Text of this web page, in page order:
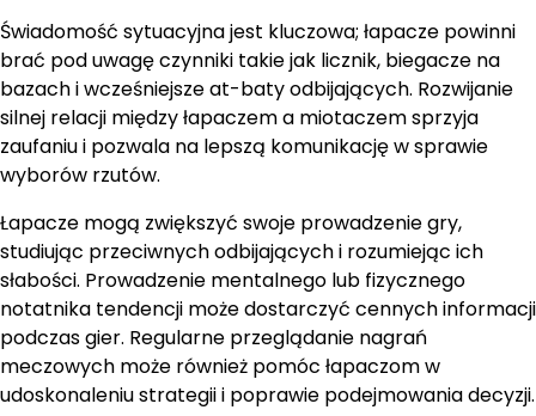
Świadomość sytuacyjna jest kluczowa; łapacze powinni
brać pod uwagę czynniki takie jak licznik, biegacze na
bazach i wcześniejsze at-baty odbijających. Rozwijanie
silnej relacji między łapaczem a miotaczem sprzyja
zaufaniu i pozwala na lepszą komunikację w sprawie
wyborów rzutów.
Łapacze mogą zwiększyć swoje prowadzenie gry,
studiując przeciwnych odbijających i rozumiejąc ich
słabości. Prowadzenie mentalnego lub fizycznego
notatnika tendencji może dostarczyć cennych informacji
podczas gier. Regularne przeglądanie nagrań
meczowych może również pomóc łapaczom w
udoskonaleniu strategii i poprawie podejmowania decyzji.